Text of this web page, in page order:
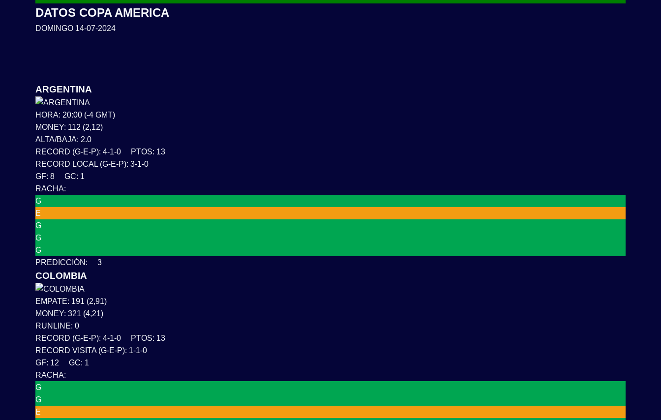
DATOS COPA AMERICA
DOMINGO 14-07-2024
ARGENTINA
HORA: 20:00 (-4 GMT)
MONEY: 112 (2,12)
ALTA/BAJA: 2.0
RECORD (G-E-P): 4-1-0 PTOS: 13
RECORD LOCAL (G-E-P): 3-1-0
GF: 8 GC: 1
RACHA:
G
E
G
G
G
PREDICCIÓN: 3
COLOMBIA
EMPATE: 191 (2,91)
MONEY: 321 (4,21)
RUNLINE: 0
RECORD (G-E-P): 4-1-0 PTOS: 13
RECORD VISITA (G-E-P): 1-1-0
GF: 12 GC: 1
RACHA:
G
G
E